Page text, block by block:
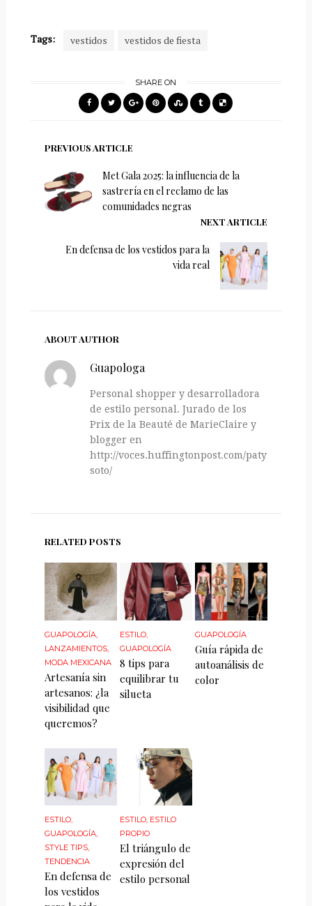
Tags: vestidos vestidos de fiesta
SHARE ON
PREVIOUS ARTICLE
Met Gala 2025: la influencia de la
sastrería en el reclamo de las
comunidades negras
NEXT ARTICLE
En defensa de los vestidos para la
vida real
ABOUT AUTHOR
Guapologa
Personal shopper y desarrolladora
de estilo personal. Jurado de los
Prix de la Beauté de MarieClaire y
blogger en
http://voces.huffingtonpost.com/paty-
soto/
RELATED POSTS
GUAPOLOGÍA,
LANZAMIENTOS,
MODA MEXICANA
Artesanía sin
artesanos: ¿la
visibilidad que
queremos?
ESTILO
GUAPOLOGÍA
8 tips para
equilibrar tu
silueta
GUAPOLOGÍA
Guía rápida de
autoanálisis de
color
ESTILO,
GUAPOLOGÍA,
STYLE TIPS,
TENDENCIA
En defensa de
los vestidos
ESTILO, ESTILO
PROPIO
El triángulo de
expresión del
estilo personal